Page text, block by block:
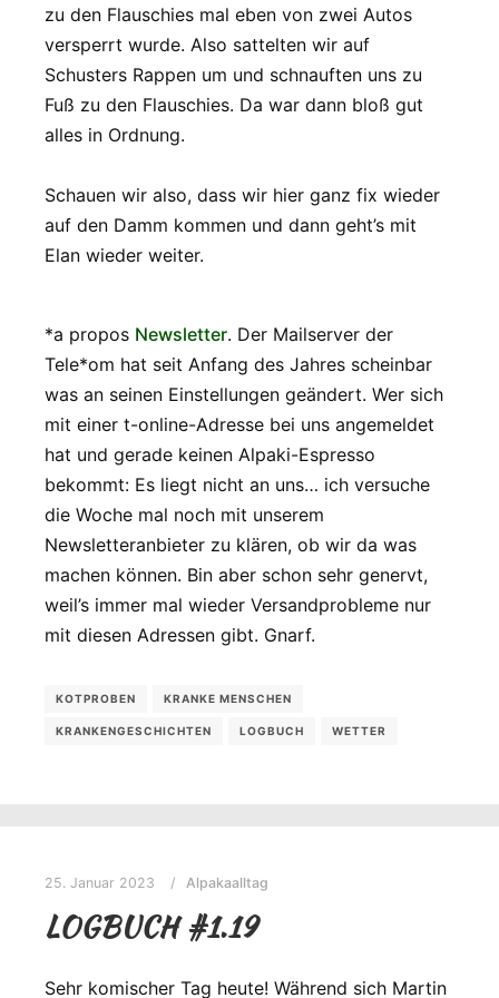
zu den Flauschies mal eben von zwei Autos
versperrt wurde. Also sattelten wir auf
Schusters Rappen um und schnauften uns zu
Fuß zu den Flauschies. Da war dann bloß gut
alles in Ordnung.
Schauen wir also, dass wir hier ganz fix wieder
auf den Damm kommen und dann geht’s mit
Elan wieder weiter.
*a propos Newsletter. Der Mailserver der
Tele*om hat seit Anfang des Jahres scheinbar
was an seinen Einstellungen geändert. Wer sich
mit einer t-online-Adresse bei uns angemeldet
hat und gerade keinen Alpaki-Espresso
bekommt: Es liegt nicht an uns… ich versuche
die Woche mal noch mit unserem
Newsletteranbieter zu klären, ob wir da was
machen können. Bin aber schon sehr genervt,
weil’s immer mal wieder Versandprobleme nur
mit diesen Adressen gibt. Gnarf.
KOTPROBEN KRANKE MENSCHEN
KRANKENGESCHICHTEN LOGBUCH WETTER
25. Januar 2023 Alpakaalltag
LOGBUCH #1.19
Sehr komischer Tag heute! Während sich Martin